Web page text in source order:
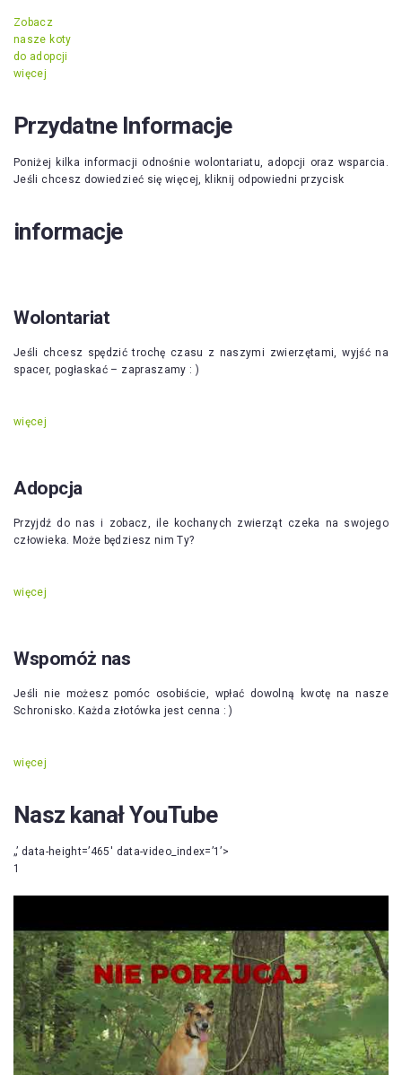
Zobacz
nasze koty
do adopcji
więcej
Przydatne Informacje
Poniżej kilka informacji odnośnie wolontariatu, adopcji oraz wsparcia.
Jeśli chcesz dowiedzieć się więcej, kliknij odpowiedni przycisk
informacje
Wolontariat
Jeśli chcesz spędzić trochę czasu z naszymi zwierzętami, wyjść na
spacer, pogłaskać – zapraszamy : )
więcej
Adopcja
Przyjdź do nas i zobacz, ile kochanych zwierząt czeka na swojego
człowieka. Może będziesz nim Ty?
więcej
Wspomóż nas
Jeśli nie możesz pomóc osobiście, wpłać dowolną kwotę na nasze
Schronisko. Każda złotówka jest cenna : )
więcej
Nasz kanał YouTube
„’ data-height=’465′ data-video_index=’1’>
1